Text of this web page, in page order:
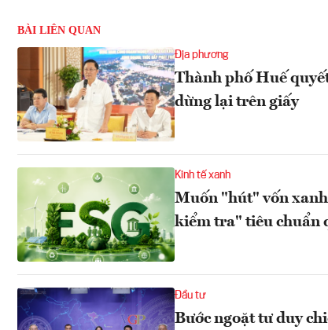
BÀI LIÊN QUAN
Địa phương
Thành phố Huế
dừng lại trên giấy
Kinh tế xanh
Muốn "hút" vốn
kiểm tra" tiêu chuẩn
Đầu tư
Bước ngoặt tư duy